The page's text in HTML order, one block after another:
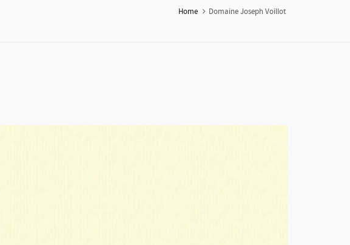
Home Domaine Joseph Voillot